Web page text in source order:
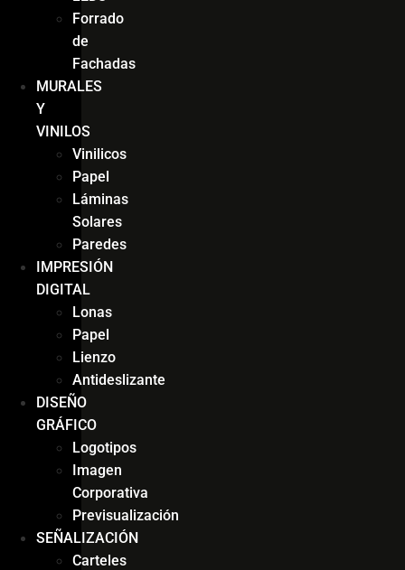
Forrado
de
Fachadas
MURALES
Y
VINILOS
Vinilicos
Papel
Láminas
Solares
Paredes
IMPRESIÓN
DIGITAL
Lonas
Papel
Lienzo
Antideslizante
DISEÑO
GRÁFICO
Logotipos
Imagen
Corporativa
Previsualización
SEÑALIZACIÓN
Carteles